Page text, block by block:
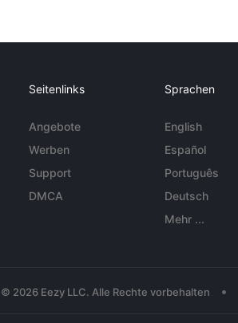
Seitenlinks
Angebote
Werben
Support
DMCA
Sprachen
English
Español
Português
Deutsch
Mehr ...
© 2026 Eezy LLC. Alle Rechte vorbehalten •